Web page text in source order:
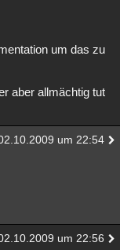
um das zu
aber allmächtig tut
um 22:54
um 22:56